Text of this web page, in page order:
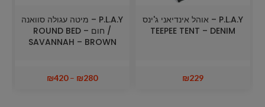
P.L.A.Y – אוהל אינדיאני ג'ינס
TEEPEE TENT – DENIM
₪229
P.L.A.Y – מיטה עגולה סוואנה
/ חום ROUND BED –
SAVANNAH – BROWN
₪280
–
₪420